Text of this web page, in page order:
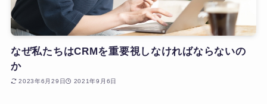
なぜ私たちはCRMを重要視しなければならないの
か
2023年6月29日 2021年9月6日